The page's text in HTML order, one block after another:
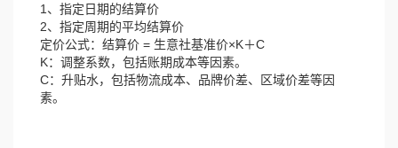
1、指定日期的结算价
2、指定周期的平均结算价
定价公式：结算价 = 生意社基准价×K＋C
K：调整系数，包括账期成本等因素。
C：升贴水，包括物流成本、品牌价差、区域价差等因
素。